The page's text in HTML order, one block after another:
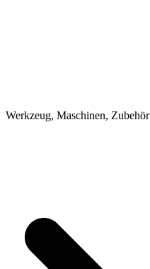
Werkzeug, Maschinen, Zubehör